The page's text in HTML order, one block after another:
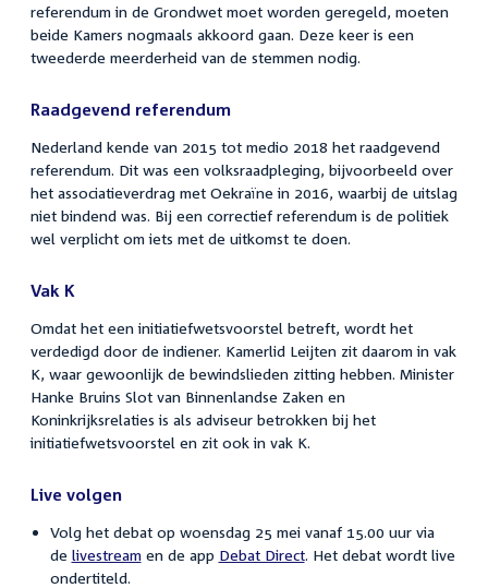
referendum in de Grondwet moet worden geregeld, moeten
beide Kamers nogmaals akkoord gaan. Deze keer is een
tweederde meerderheid van de stemmen nodig.
Raadgevend referendum
Nederland kende van 2015 tot medio 2018 het raadgevend
referendum. Dit was een volksraadpleging, bijvoorbeeld over
het associatieverdrag met Oekraïne in 2016, waarbij de uitslag
niet bindend was. Bij een correctief referendum is de politiek
wel verplicht om iets met de uitkomst te doen.
Vak K
Omdat het een initiatiefwetsvoorstel betreft, wordt het
verdedigd door de indiener. Kamerlid Leijten zit daarom in vak
K, waar gewoonlijk de bewindslieden zitting hebben. Minister
Hanke Bruins Slot van Binnenlandse Zaken en
Koninkrijksrelaties is als adviseur betrokken bij het
initiatiefwetsvoorstel en zit ook in vak K.
Live volgen
Volg het debat op woensdag 25 mei vanaf 15.00 uur via
de livestreamen de app Debat Direct. Het debat wordt live
ondertiteld.